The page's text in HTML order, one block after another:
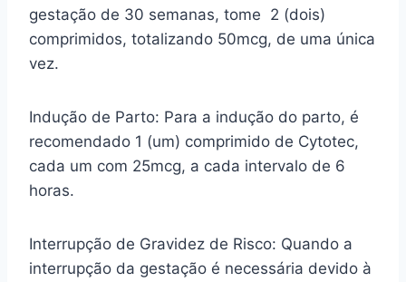
gestação de 30 semanas, tome 2 (dois)
comprimidos, totalizando 50mcg, de uma única
vez.
Indução de Parto: Para a indução do parto, é
recomendado 1 (um) comprimido de Cytotec,
cada um com 25mcg, a cada intervalo de 6
horas.
Interrupção de Gravidez de Risco: Quando a
interrupção da gestação é necessária devido à